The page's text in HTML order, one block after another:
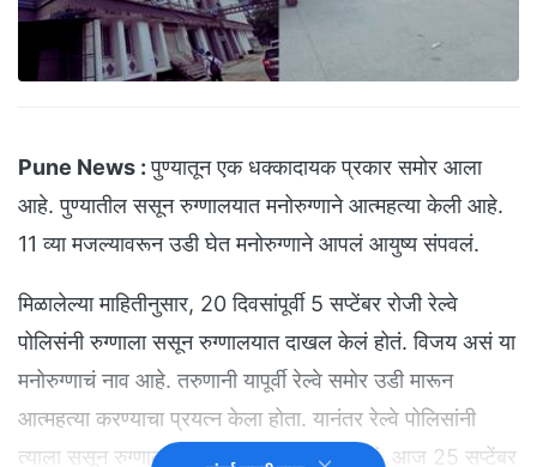
Pune News :पुण्यातून एक धक्कादायक प्रकार समोर आला
आहे. पुण्यातील ससून रुग्णालयात मनोरुग्णाने आत्महत्या केली आहे.
11 व्या मजल्यावरून उडी घेत मनोरुग्णाने आपलं आयुष्य संपवलं.
मिळालेल्या माहितीनुसार, 20 दिवसांपूर्वी 5 सप्टेंबर रोजी रेल्वे
पोलिसंनी रुग्णाला ससून रुग्णालयात दाखल केलं होतं. विजय असं या
मनोरुग्णाचं नाव आहे. तरुणानी यापूर्वी रेल्वे समोर उडी मारून
आत्महत्या करण्याचा प्रयत्न केला होता. यानंतर रेल्वे पोलिसांनी
त्याला ससून रुग्णालयात उपचारासाठी दाखल केलं. आज 25 सप्टेंबर